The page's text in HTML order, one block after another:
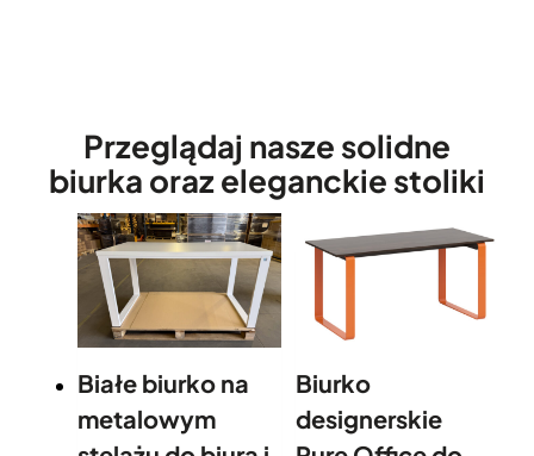
e
m
o
o
ą
m
a
d
n
o
g
i
Przeglądaj nasze solidne
biurka oraz eleganckie stoliki
Białe biurko na
metalowym
Biurko
designerskie